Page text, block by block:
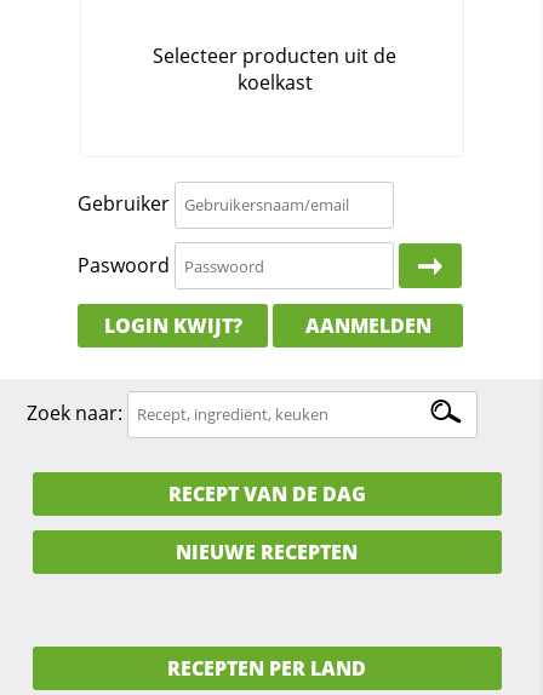
Gebruiker
Paswoord
LOGIN KWIJT? AANMELDEN
Zoek naar:
RECEPT VAN DE DAG
NIEUWE RECEPTEN
RECEPTEN PER LAND